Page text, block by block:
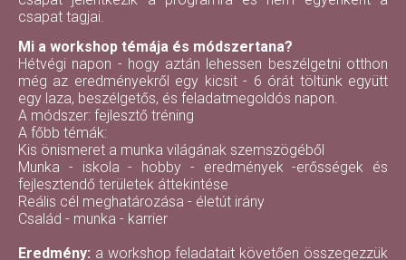
csapat tagjai.
Mi a workshop témája és módszertana?
Hétvégi napon - hogy aztán lehessen beszélgetni otthon
még az eredményekről egy kicsit - 6 órát töltünk együtt
egy laza, beszélgetős, és feladatmegoldós napon.
A módszer: fejlesztő tréning
A főbb témák:
Kis önismeret a munka világának szemszögéből
Munka - iskola - hobby - eredmények -erősségek és
fejlesztendő területek áttekintése
Reális cél meghatározása - életút irány
Család - munka - karrier
Eredmény: a workshop feladatait követően összegezzük